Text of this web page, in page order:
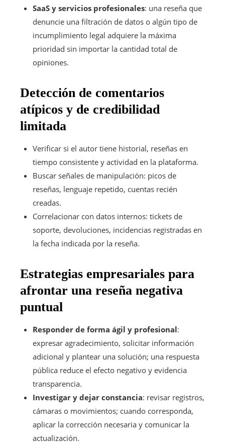
SaaS y servicios profesionales: una reseña que
denuncie una filtración de datos o algún tipo de
incumplimiento legal adquiere la máxima
prioridad sin importar la cantidad total de
opiniones.
Detección de comentarios
atípicos y de credibilidad
limitada
Verificar si el autor tiene historial, reseñas en
tiempo consistente y actividad en la plataforma.
Buscar señales de manipulación: picos de
reseñas, lenguaje repetido, cuentas recién
creadas.
Correlacionar con datos internos: tickets de
soporte, devoluciones, incidencias registradas en
la fecha indicada por la reseña.
Estrategias empresariales para
afrontar una reseña negativa
puntual
Responder de forma ágil y profesional:
expresar agradecimiento, solicitar información
adicional y plantear una solución; una respuesta
pública reduce el efecto negativo y evidencia
transparencia.
Investigar y dejar constancia: revisar registros,
cámaras o movimientos; cuando corresponda,
aplicar la corrección necesaria y comunicar la
actualización.